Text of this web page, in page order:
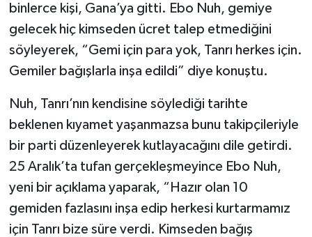
binlerce kişi, Gana’ya gitti. Ebo Nuh, gemiye
gelecek hiç kimseden ücret talep etmediğini
söyleyerek, “Gemi için para yok, Tanrı herkes için.
Gemiler bağışlarla inşa edildi” diye konuştu.
Nuh, Tanrı’nın kendisine söylediği tarihte
beklenen kıyamet yaşanmazsa bunu takipçileriyle
bir parti düzenleyerek kutlayacağını dile getirdi.
25 Aralık’ta tufan gerçekleşmeyince Ebo Nuh,
yeni bir açıklama yaparak, “Hazır olan 10
gemiden fazlasını inşa edip herkesi kurtarmamız
için Tanrı bize süre verdi. Kimseden bağış